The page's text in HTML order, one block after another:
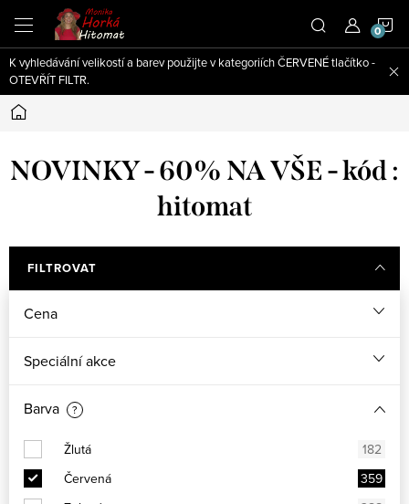
obsah
K vyhledávání velikostí a barev použijte v kategoriích ČERVENÉ tlačítko -
OTEVŘÍT FILTR.
Domů
NOVINKY - 60% NA VŠE - kód :
hitomat
FILTROVAT
Cena
Speciální akce
Barva ?
Žlutá
182
Červená
359